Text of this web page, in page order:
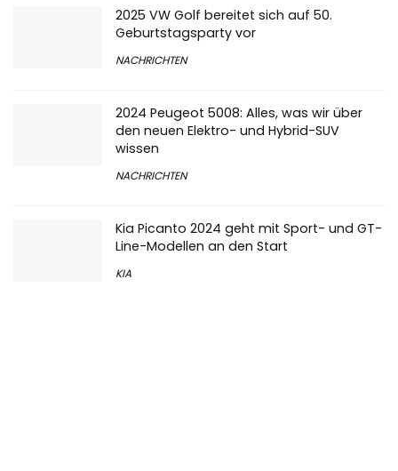
2025 VW Golf bereitet sich auf 50.
Geburtstagsparty vor
NACHRICHTEN
2024 Peugeot 5008: Alles, was wir über
den neuen Elektro- und Hybrid-SUV
wissen
NACHRICHTEN
Kia Picanto 2024 geht mit Sport- und GT-
Line-Modellen an den Start
KIA